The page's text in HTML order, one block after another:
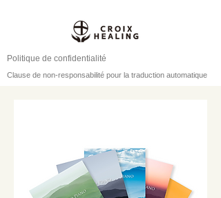
Politique de confidentialité
Clause de non-responsabilité pour la traduction automatique